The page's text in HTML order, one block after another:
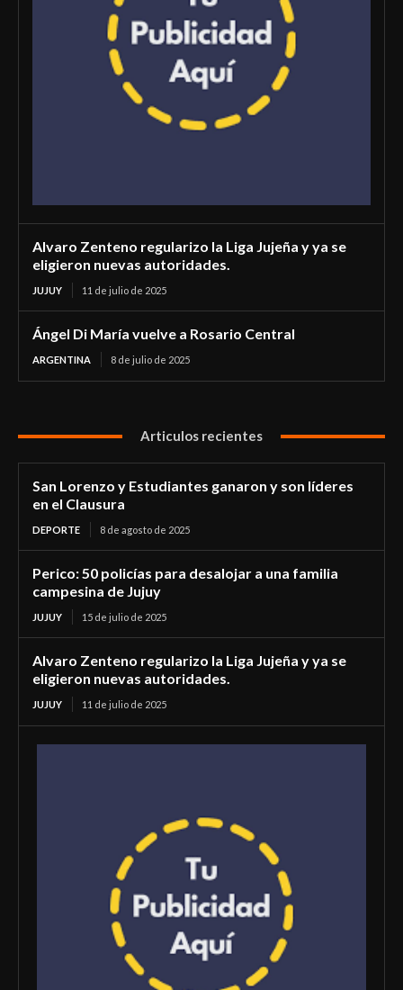
Alvaro Zenteno regularizo la Liga Jujeña y ya se
eligieron nuevas autoridades.
JUJUY 11 de julio de 2025
Ángel Di María vuelve a Rosario Central
ARGENTINA 8 de julio de 2025
Articulos recientes
San Lorenzo y Estudiantes ganaron y son líderes
en el Clausura
DEPORTE 8 de agosto de 2025
Perico: 50 policías para desalojar a una familia
campesina de Jujuy
JUJUY 15 de julio de 2025
Alvaro Zenteno regularizo la Liga Jujeña y ya se
eligieron nuevas autoridades.
JUJUY 11 de julio de 2025